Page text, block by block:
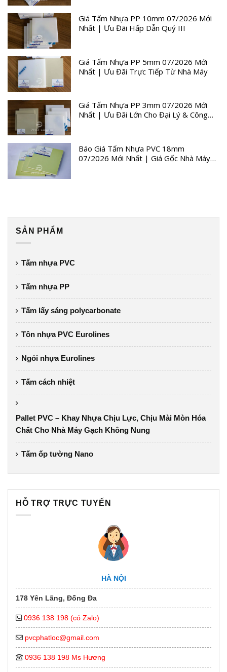
Giá Tấm Nhựa PP 10mm 07/2026 Mới
Nhất | Ưu Đãi Hấp Dẫn Quý III
Giá Tấm Nhựa PP 5mm 07/2026 Mới
Nhất | Ưu Đãi Trực Tiếp Từ Nhà Máy
Giá Tấm Nhựa PP 3mm 07/2026 Mới
Nhất | Ưu Đãi Lớn Cho Đại Lý & Công
Báo Giá Tấm Nhựa PVC 18mm
07/2026 Mới Nhất | Giá Gốc Nhà Máy
SẢN PHẨM
Tấm nhựa PVC
Tấm nhựa PP
Tấm lấy sáng polycarbonate
Tôn nhựa PVC Eurolines
Ngói nhựa Eurolines
Tấm cách nhiệt
Pallet PVC – Khay Nhựa Chịu Lực, Chịu Mài Mòn Hóa
Chất Cho Nhà Máy Gạch Không Nung
Tấm ốp tường Nano
HỖ TRỢ TRỰC TUYẾN
HÀ NỘI
178 Yên Lãng, Đống Đa
0936 138 198 (có Zalo)
pvcphatloc@gmail.com
0936 138 198 Ms Hương